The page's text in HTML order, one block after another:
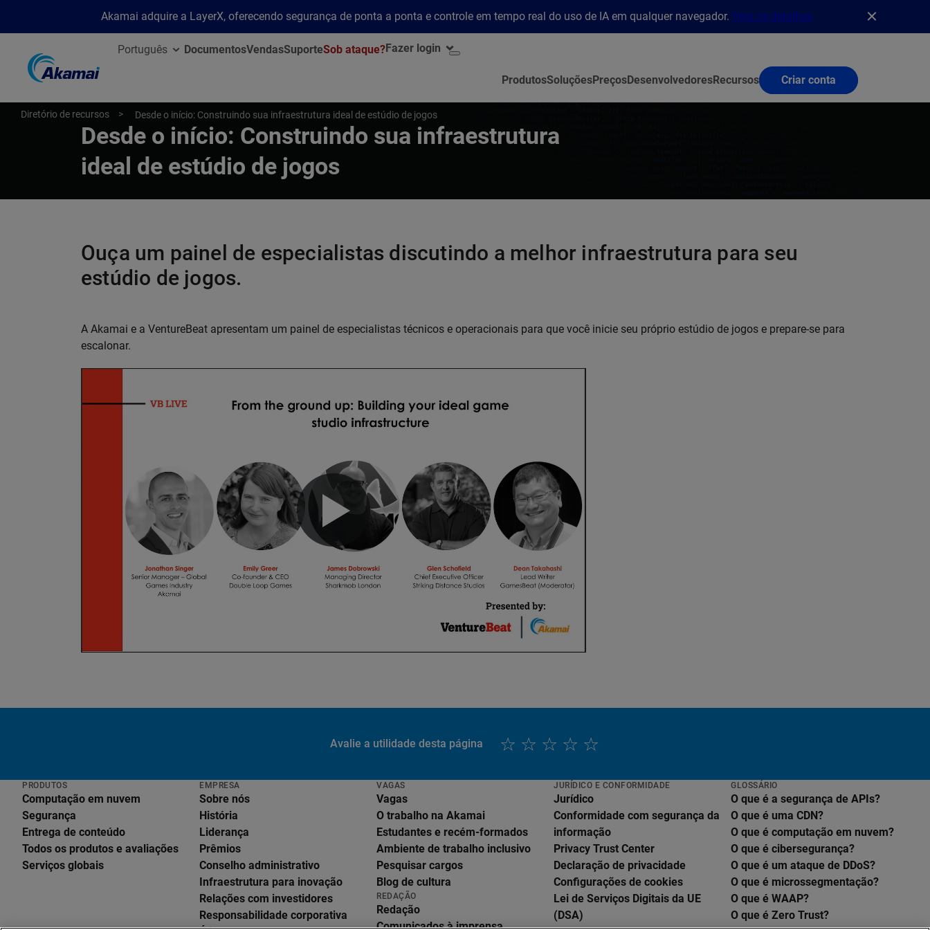
Akamai adquire a LayerX, oferecendo segurança de ponta a ponta e controle em tempo real do uso de IA em qualquer navegador. Veja os detalhes
Português DocumentosVendasSuporteSob ataque?Fazer login
ProdutosSoluçõesPreçosDesenvolvedoresRecursos Criar conta
Diretório de recursos Desde o início: Construindo sua infraestrutura ideal de estúdio de jogos
Desde o início: Construindo sua infraestrutura
ideal de estúdio de jogos
Ouça um painel de especialistas discutindo a melhor infraestrutura para seu
estúdio de jogos.
A Akamai e a VentureBeat apresentam um painel de especialistas técnicos e operacionais para que você inicie seu próprio estúdio de jogos e prepare-se para
escalonar.
Avalie a utilidade desta página
PRODUTOS
Computação em nuvem
Segurança
Entrega de conteúdo
Todos os produtos e avaliações
Serviços globais
EMPRESA
Sobre nós
História
Liderança
Prêmios
Conselho administrativo
Infraestrutura para inovação
Relações com investidores
Responsabilidade corporativa
VAGAS
Vagas
O trabalho na Akamai
Estudantes e recém-formados
Ambiente de trabalho inclusivo
Pesquisar cargos
Blog de cultura
REDAÇÃO
Redação
Comunicados à imprensa
JURÍDICO E CONFORMIDADE
Jurídico
Conformidade com segurança da
informação
Privacy Trust Center
Declaração de privacidade
Configurações de cookies
Lei de Serviços Digitais da UE
(DSA)
GLOSSÁRIO
O que é a segurança de APIs?
O que é uma CDN?
O que é computação em nuvem?
O que é cibersegurança?
O que é um ataque de DDoS?
O que é microssegmentação?
O que é WAAP?
O que é Zero Trust?
English
Deutsch
Español
Français